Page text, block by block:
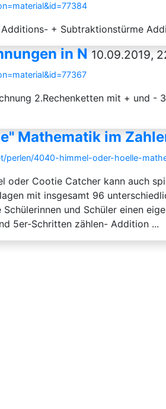
Additions- + Subtraktionstürme
in N 10.09.2019,
2.Rechenketten mit + und -
Mathematik im
perlen/4040-himmel-oder-hoelle-
oder Cootie Catcher kann auch
mit insgesamt 96
und Schüler einen
5er-Schritten zählen- Addition ...